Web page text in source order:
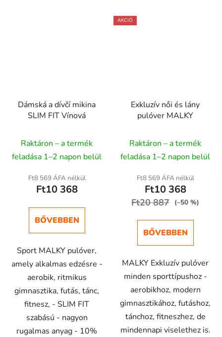
Dámská a dívčí mikina
SLIM FIT Vínová
Raktáron – a termék
feladása 1–2 napon belül
Ft8 569 ÁFA nélkül
Ft10 368
BŐVEBBEN
Sport MALKY pulóver,
amely alkalmas edzésre -
aerobik, ritmikus
gimnasztika, futás, tánc,
fitnesz, - SLIM FIT
szabású - nagyon
rugalmas anyag - 10%
AKCIÓ
Exkluzív női és lány
pulóver MALKY
Raktáron – a termék
feladása 1–2 napon belül
Ft8 569 ÁFA nélkül
Ft10 368
Ft20 887 (–50 %)
BŐVEBBEN
MALKY Exkluzív pulóver
minden sporttípushoz -
aerobikhoz, modern
gimnasztikához, futáshoz,
tánchoz, fitneszhez, de
mindennapi viselethez is.